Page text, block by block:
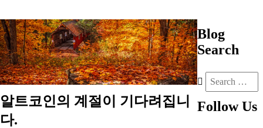
알트코인의 계절이 기다려집니
다.
Blog
Search
Follow Us